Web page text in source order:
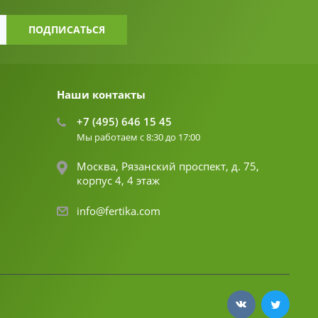
Наши контакты
+7 (495) 646 15 45
Мы работаем с 8:30 до 17:00
Москва, Рязанский проспект, д. 75,
корпус 4, 4 этаж
info@fertika.com